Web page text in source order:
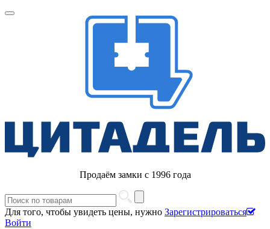
Продаём замки с 1996 года
Для того, чтобы увидеть цены, нужно Зарегистрироваться
Войти